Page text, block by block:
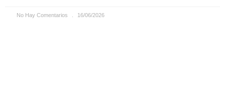
No Hay Comentarios 16/06/2026